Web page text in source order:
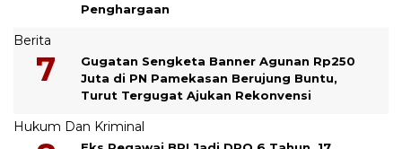
Penghargaan
Berita
Gugatan Sengketa Banner Agunan Rp250
Juta di PN Pamekasan Berujung Buntu,
Turut Tergugat Ajukan Rekonvensi
Hukum Dan Kriminal